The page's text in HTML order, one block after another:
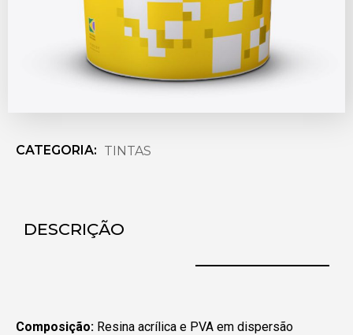
CATEGORIA: TINTAS
DESCRIÇÃO
Composição: Resina acrílica e PVA em dispersão